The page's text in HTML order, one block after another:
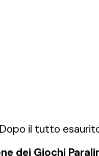
Dopo il tutto
dei Giochi